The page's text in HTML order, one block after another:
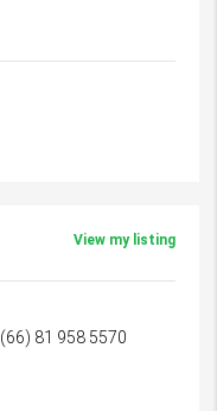
View my listing
(66) 81 958 5570